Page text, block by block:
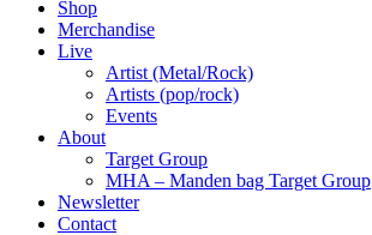
Shop
Merchandise
Live
Artist (Metal/Rock)
Artists (pop/rock)
Events
About
Target Group
MHA – Manden bag Target Group
Newsletter
Contact